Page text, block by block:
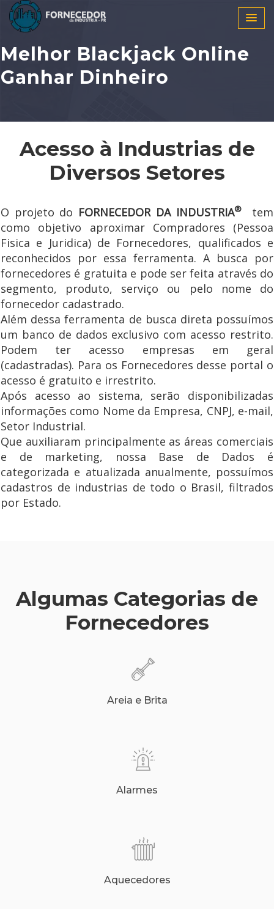
Melhor Blackjack Online
Ganhar Dinheiro
Acesso à Industrias de
Diversos Setores
O projeto do FORNECEDOR DA INDUSTRIA®tem
como objetivo aproximar Compradores (Pessoa
Fisica e Juridica) de Fornecedores, qualificados e
reconhecidos por essa ferramenta. A busca por
fornecedores é gratuita e pode ser feita através do
segmento, produto, serviço ou pelo nome do
fornecedor cadastrado.
Além dessa ferramenta de busca direta possuímos
um banco de dados exclusivo com acesso restrito.
Podem ter acesso empresas em geral
(cadastradas). Para os Fornecedores desse portal o
acesso é gratuito e irrestrito.
Após acesso ao sistema, serão disponibilizadas
informações como Nome da Empresa, CNPJ, e-mail,
Setor Industrial.
Que auxiliaram principalmente as áreas comerciais
e de marketing, nossa Base de Dados é
categorizada e atualizada anualmente, possuímos
cadastros de industrias de todo o Brasil, filtrados
por Estado.
Algumas Categorias de
Fornecedores
Areia e Brita
Alarmes
Aquecedores